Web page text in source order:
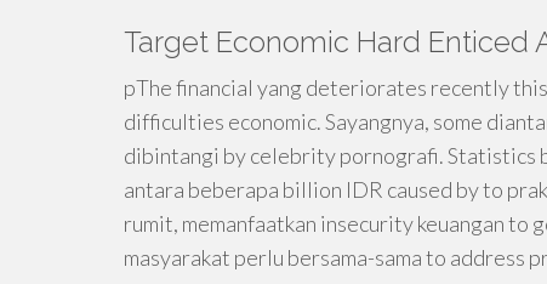
Target Economic Hard Enticed
pThe financial yang deteriorates recently
difficulties economic. Sayangnya, some
dibintangi by celebrity pornografi. Statistics
antara beberapa billion IDR caused by to
rumit, memanfaatkan insecurity keuangan to
masyarakat perlu bersama-sama to address